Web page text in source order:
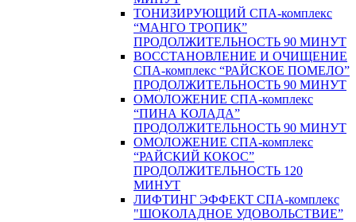
ТОНИЗИРУЮЩИЙ СПА-комплекс
“МАНГО ТРОПИК”
ПРОДОЛЖИТЕЛЬНОСТЬ 90 МИНУТ
ВОССТАНОВЛЕНИЕ И ОЧИЩЕНИЕ
СПА-комплекс “РАЙСКОЕ ПОМЕЛО”
ПРОДОЛЖИТЕЛЬНОСТЬ 90 МИНУТ
ОМОЛОЖЕНИЕ СПА-комплекс
“ПИНА КОЛАДА”
ПРОДОЛЖИТЕЛЬНОСТЬ 90 МИНУТ
ОМОЛОЖЕНИЕ СПА-комплекс
“РАЙСКИЙ КОКОС”
ПРОДОЛЖИТЕЛЬНОСТЬ 120
МИНУТ
ЛИФТИНГ ЭФФЕКТ СПА-комплекс
"ШОКОЛАДНОЕ УДОВОЛЬСТВИЕ”